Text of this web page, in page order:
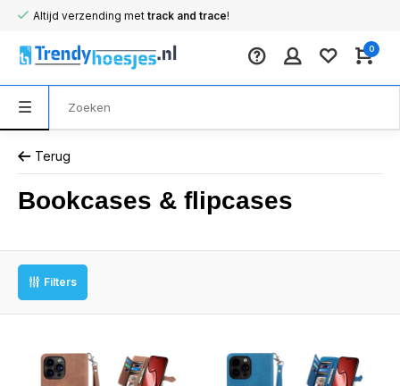
Altijd verzending met track and trace!
0
Terug
Bookcases & flipcases
Filters